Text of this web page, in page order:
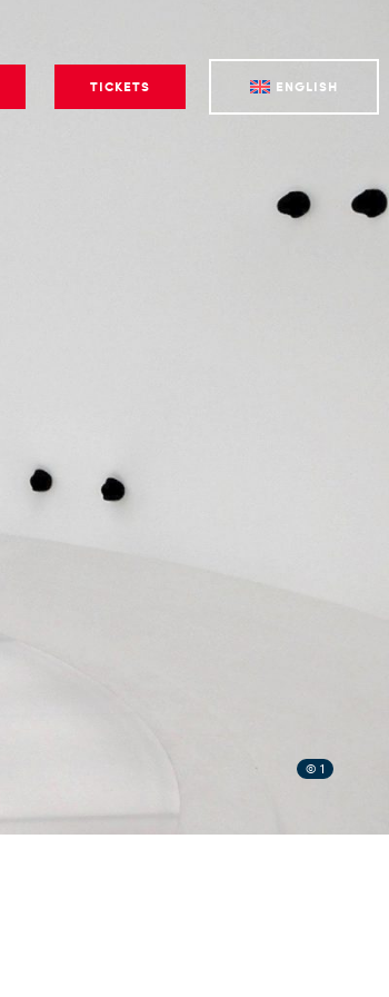
TICKETS ENGLISH
© 1